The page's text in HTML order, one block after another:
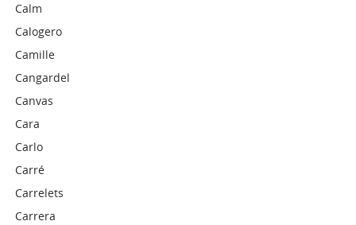
Calm
Calogero
Camille
Cangardel
Canvas
Cara
Carlo
Carré
Carrelets
Carrera